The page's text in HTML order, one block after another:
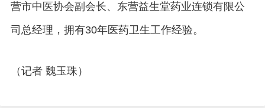
营市中医协会副会长、东营益生堂药业连锁有限公
司总经理，拥有30年医药卫生工作经验。
（记者 魏玉珠）